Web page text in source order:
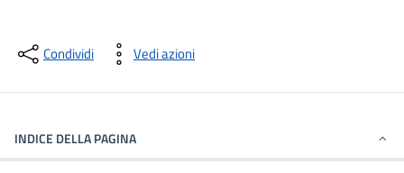
Condividi Vedi azioni
INDICE DELLA PAGINA